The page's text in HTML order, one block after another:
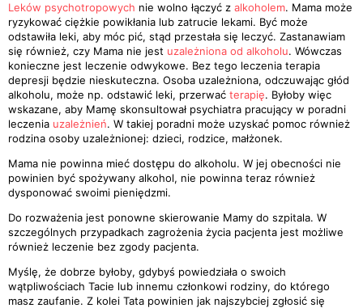
Leków psychotropowych nie wolno łączyć z alkoholem. Mama może
ryzykować ciężkie powikłania lub zatrucie lekami. Być może
odstawiła leki, aby móc pić, stąd przestała się leczyć. Zastanawiam
się również, czy Mama nie jest uzależniona od alkoholu. Wówczas
konieczne jest leczenie odwykowe. Bez tego leczenia terapia
depresji będzie nieskuteczna. Osoba uzależniona, odczuwając głód
alkoholu, może np. odstawić leki, przerwać terapię. Byłoby więc
wskazane, aby Mamę skonsultował psychiatra pracujący w poradni
leczenia uzależnień. W takiej poradni może uzyskać pomoc również
rodzina osoby uzależnionej: dzieci, rodzice, małżonek.
Mama nie powinna mieć dostępu do alkoholu. W jej obecności nie
powinien być spożywany alkohol, nie powinna teraz również
dysponować swoimi pieniędzmi.
Do rozważenia jest ponowne skierowanie Mamy do szpitala. W
szczególnych przypadkach zagrożenia życia pacjenta jest możliwe
również leczenie bez zgody pacjenta.
Myślę, że dobrze byłoby, gdybyś powiedziała o swoich
wątpliwościach Tacie lub innemu członkowi rodziny, do którego
masz zaufanie. Z kolei Tata powinien jak najszybciej zgłosić się